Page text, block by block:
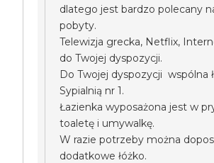
dlatego jest bardzo polecany
pobyty.
Telewizja grecka, Netflix,
do Twojej dyspozycji.
Do Twojej dyspozycji wspólna
Sypialnią nr 1.
Łazienka wyposażona jest w
toaletę i umywalkę.
W razie potrzeby można
dodatkowe łóżko.